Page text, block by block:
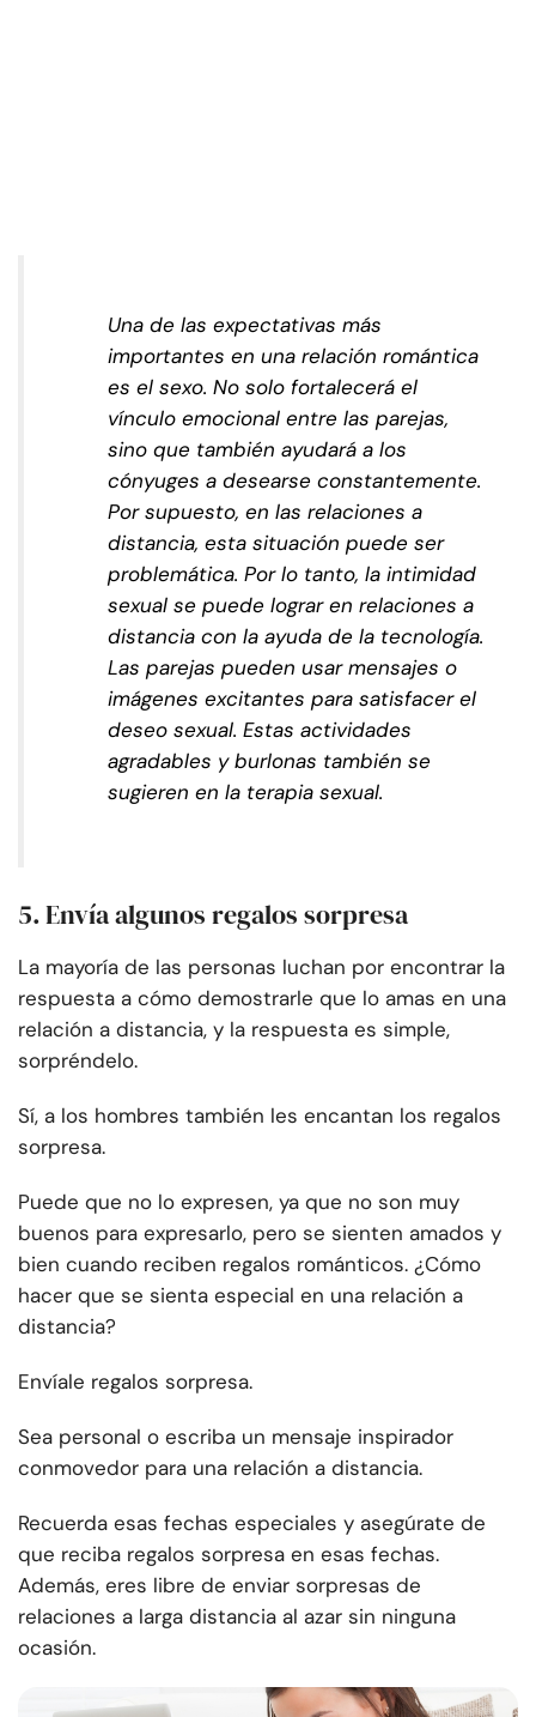
Una de las expectativas más
importantes en una relación romántica
es el sexo. No solo fortalecerá el
vínculo emocional entre las parejas,
sino que también ayudará a los
cónyuges a desearse constantemente.
Por supuesto, en las relaciones a
distancia, esta situación puede ser
problemática. Por lo tanto, la intimidad
sexual se puede lograr en relaciones a
distancia con la ayuda de la tecnología.
Las parejas pueden usar mensajes o
imágenes excitantes para satisfacer el
deseo sexual. Estas actividades
agradables y burlonas también se
sugieren en la terapia sexual.
5.Envía algunos regalos sorpresa
La mayoría de las personas luchan por encontrar la
respuesta a cómo demostrarle que lo amas en una
relación a distancia, y la respuesta es simple,
sorpréndelo.
Sí, a los hombres también les encantan los regalos
sorpresa.
Puede que no lo expresen, ya que no son muy
buenos para expresarlo, pero se sienten amados y
bien cuando reciben regalos románticos. ¿Cómo
hacer que se sienta especial en una relación a
distancia?
Envíale regalos sorpresa.
Sea personal o escriba un mensaje inspirador
conmovedor para una relación a distancia.
Recuerda esas fechas especiales y asegúrate de
que reciba regalos sorpresa en esas fechas.
Además, eres libre de enviar sorpresas de
relaciones a larga distancia al azar sin ninguna
ocasión.